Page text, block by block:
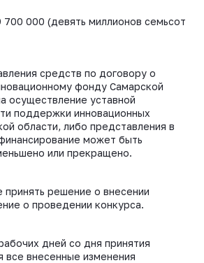
000 (девять миллионов семьсот
средств по договору о
фонду Самарской
осуществление уставной
поддержки инновационных
области, либо представления в
может быть
или прекращено.
принять решение о внесении
о проведении конкурса.
дней со дня принятия
все внесенные изменения